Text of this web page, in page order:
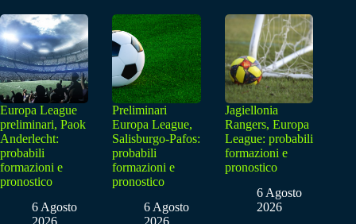
Europa League
preliminari, Paok
Anderlecht:
probabili
formazioni e
pronostico
6 Agosto
Preliminari
Europa League,
Salisburgo-Pafos:
probabili
formazioni e
pronostico
6 Agosto
Jagiellonia
Rangers, Europa
League: probabili
formazioni e
pronostico
6 Agosto
2026